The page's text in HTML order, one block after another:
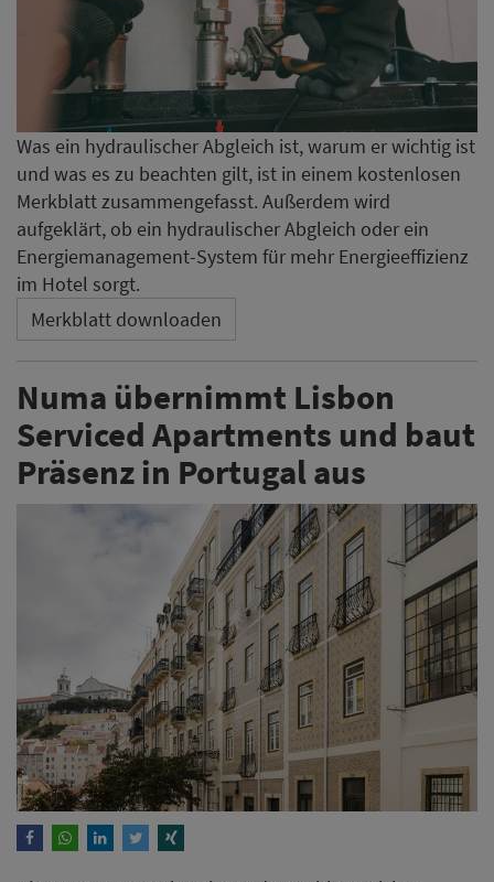
Was ein hydraulischer Abgleich ist, warum er wichtig ist
und was es zu beachten gilt, ist in einem kostenlosen
Merkblatt zusammengefasst. Außerdem wird
aufgeklärt, ob ein hydraulischer Abgleich oder ein
Energiemanagement-System für mehr Energieeffizienz
im Hotel sorgt.
Merkblatt downloaden
Numa übernimmt Lisbon
Serviced Apartments und baut
Präsenz in Portugal aus